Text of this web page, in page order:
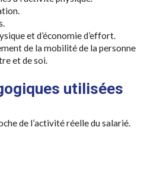
et d’économie d’effort.
de la mobilité de la personne
et de soi.
utilisées
de l’activité réelle du salarié.